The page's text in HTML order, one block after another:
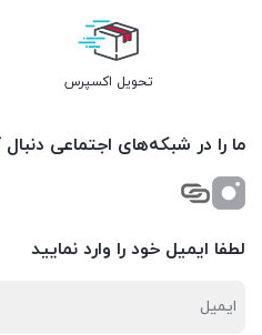
تحویل اکسپرس
ما را در شبکه‌های اجتماعی دنبال
لطفا ایمیل خود را وارد نمایید